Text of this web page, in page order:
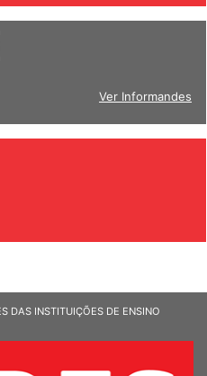
Ver Informandes
DAS INSTITUIÇÕES DE ENSINO